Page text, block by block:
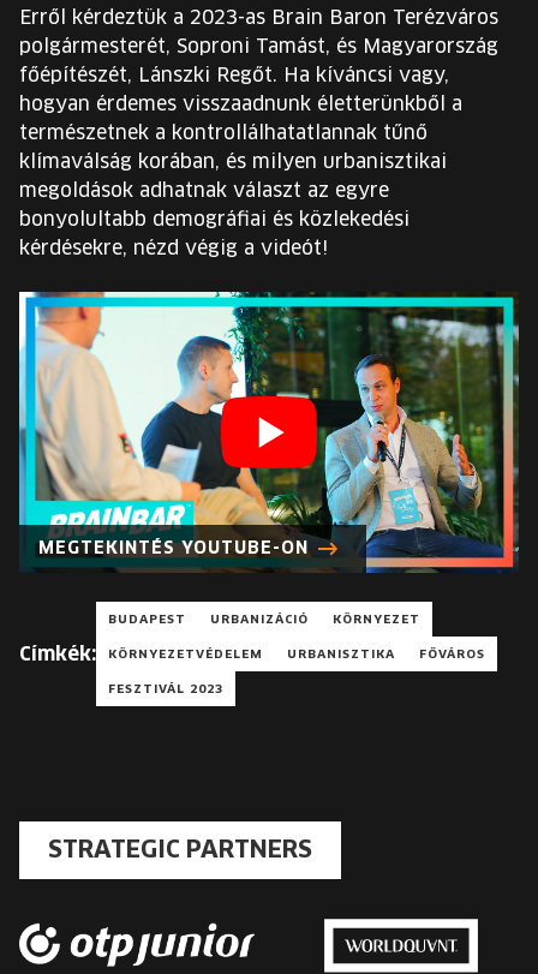
EURÓPA JÖVŐFESZTIVÁLJA
ELŐADÓK
INGYENES DIÁK- ÉS TANÁRREGISZTRÁCIÓ
JEGYEK
KOSÁR
EN
Change
language:
EN
Erről kérdeztük a 2023-as Brain Baron Terézváros
polgármesterét, Soproni Tamást, és Magyarország
főépítészét, Lánszki Regőt. Ha kíváncsi vagy,
hogyan érdemes visszaadnunk életterünkből a
természetnek a kontrollálhatatlannak tűnő
klímaválság korában, és milyen urbanisztikai
megoldások adhatnak választ az egyre
bonyolultabb demográfiai és közlekedési
kérdésekre, nézd végig a videót!
MEGTEKINTÉS YOUTUBE-ON
Címkék:
BUDAPEST URBANIZÁCIÓ KÖRNYEZET
KÖRNYEZETVÉDELEM URBANISZTIKA FŐVÁROS
FESZTIVÁL 2023
STRATEGIC PARTNERS